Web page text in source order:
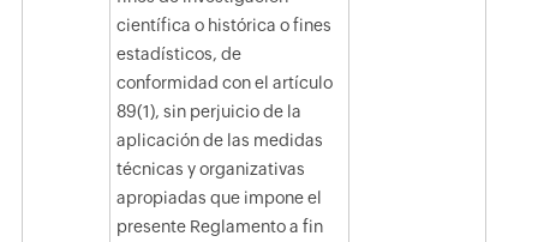
científica o histórica o fines
estadísticos, de
conformidad con el artículo
89(1), sin perjuicio de la
aplicación de las medidas
técnicas y organizativas
apropiadas que impone el
presente Reglamento a fin